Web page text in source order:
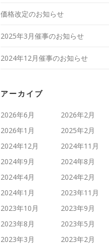
価格改定のお知らせ
2025年3月催事のお知らせ
2024年12月催事のお知らせ
アーカイブ
2026年6月
2026年2月
2026年1月
2025年2月
2024年12月
2024年11月
2024年9月
2024年8月
2024年4月
2024年2月
2024年1月
2023年11月
2023年10月
2023年9月
2023年8月
2023年5月
2023年3月
2023年2月